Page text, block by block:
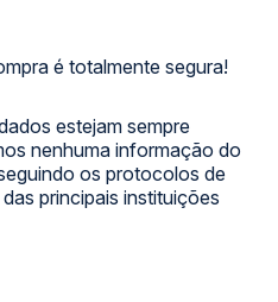
é totalmente segura!
estejam sempre
nenhuma informação do
os protocolos de
principais instituições